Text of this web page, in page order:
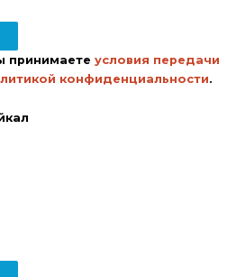
принимаете условия передачи
конфиденциальности.